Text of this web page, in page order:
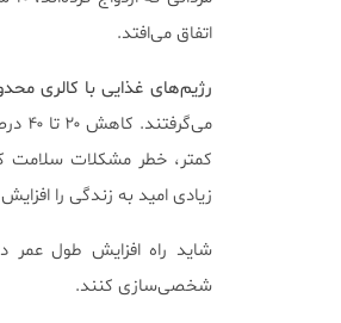
اتفاق می‌افتد.
رژیم‌های غذایی با کالری
زیادی امید به زندگی را
شاید راه افزایش طول عمر
شخصی‌سازی کنند.